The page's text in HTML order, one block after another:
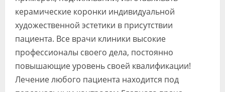
керамические коронки индивидуальной
художественной эстетики в присутствии
пациента. Все врачи клиники высокие
профессионалы своего дела, постоянно
повышающие уровень своей квалификации!
Лечение любого пациента находится под